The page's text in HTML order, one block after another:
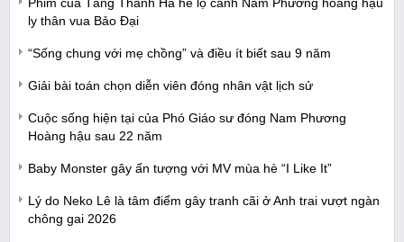
ly thân vua Bảo Đại
“Sống chung với mẹ chồng” và điều ít biết sau 9 năm
Giải bài toán chọn diễn viên đóng nhân vật lịch sử
Cuộc sống hiện tại của Phó Giáo sư đóng Nam Phương
Hoàng hậu sau 22 năm
Baby Monster gây ấn tượng với MV mùa hè “I Like It”
Lý do Neko Lê là tâm điểm gây tranh cãi ở Anh trai vượt ngàn
chông gai 2026